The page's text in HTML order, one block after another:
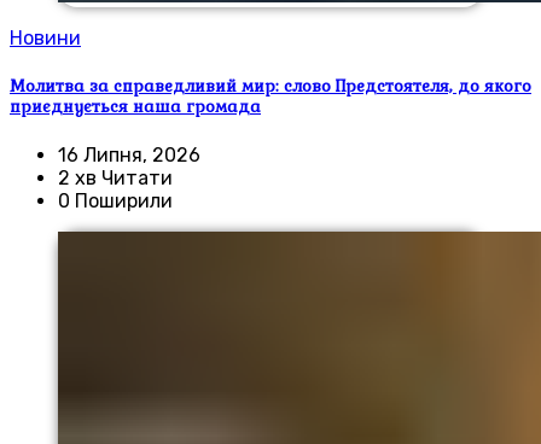
Новини
Молитва за справедливий мир: слово Предстоятеля, до якого
приєднується наша громада
16 Липня, 2026
2 хв Читати
0 Поширили